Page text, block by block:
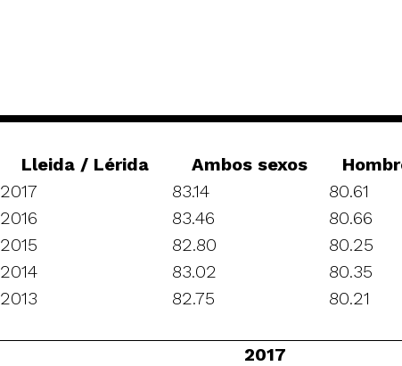
Lleida / Lérida Ambos sexos
2017
83.14 80.61
2016
83.46 80.66
2015
82.80 80.25
2014
83.02 80.35
2013
82.75 80.21
2017